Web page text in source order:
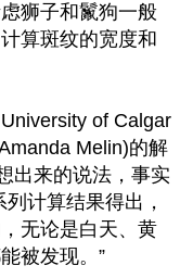
狮子和鬣狗一般
算斑纹的宽度和
of Calgar
Melin)的解
出来的说法，事实
计算结果得出，
无论是白天、黄
被发现。”